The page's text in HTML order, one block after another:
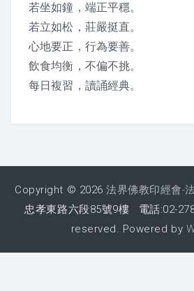
2016 夏令營活動照片
2016 夏令營 – 大人弟子
2015 夏令營
2018 敬老節活動
2017 敬老節活動照片
2016 敬老節照片
若坐如鐘，端正平穩。
若立如松，莊嚴挺直。
心地要正，行為要善。
飲食均衡，不偏不挑。
每日複習，讀誦經典。
Copyright © 2026法界佛教印經會-
忠孝東路六段85號9樓 電話:02-
reserved. Powered by